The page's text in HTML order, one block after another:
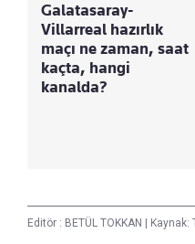
Galatasaray-
Villarreal hazırlık
maçı ne zaman, saat
kaçta, hangi
kanalda?
Editör : BETÜL TOKKAN Kaynak: